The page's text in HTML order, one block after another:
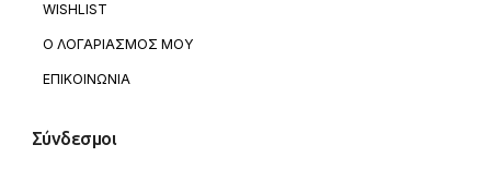
WISHLIST
Ο ΛΟΓΑΡΙΑΣΜΟΣ ΜΟΥ
ΕΠΙΚΟΙΝΩΝΙΑ
Σύνδεσμοι